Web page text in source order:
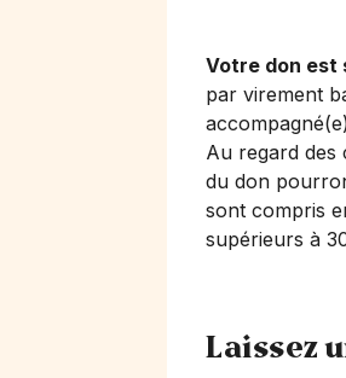
Votre don est
par virement
Au regard des
du don
sont compris
supérieurs à
Laissez